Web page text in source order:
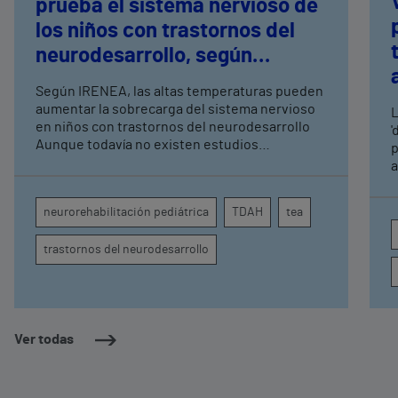
Ver todas
prueba el sistema nervioso de
los niños con trastornos del
neurodesarrollo, según
expertos en
neurorrehabilitación
pediátrica de Vithas
Según IRENEA, las altas temperaturas pueden
aumentar la sobrecarga del sistema nervioso
en niños con trastornos del neurodesarrollo
Aunque todavía no existen estudios
atención, la regulación emocional y la
conducta
neurorehabilitación pediátrica TDAH tea
trastornos del neurodesarrollo